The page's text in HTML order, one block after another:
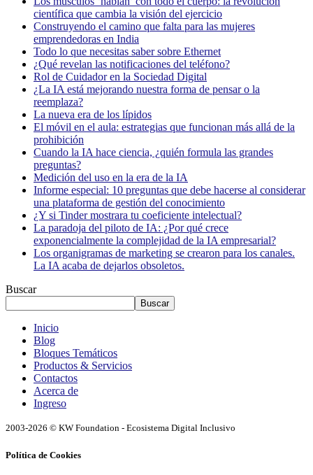
científica que cambia la visión del ejercicio
Construyendo el camino que falta para las mujeres
emprendedoras en India
Todo lo que necesitas saber sobre Ethernet
¿Qué revelan las notificaciones del teléfono?
Rol de Cuidador en la Sociedad Digital
¿La IA está mejorando nuestra forma de pensar o la
reemplaza?
La nueva era de los lípidos
El móvil en el aula: estrategias que funcionan más allá de la
prohibición
Cuando la IA hace ciencia, ¿quién formula las grandes
preguntas?
Medición del uso en la era de la IA
Informe especial: 10 preguntas que debe hacerse al considerar
una plataforma de gestión del conocimiento
¿Y si Tinder mostrara tu coeficiente intelectual?
La paradoja del piloto de IA: ¿Por qué crece
exponencialmente la complejidad de la IA empresarial?
Los organigramas de marketing se crearon para los canales.
La IA acaba de dejarlos obsoletos.
Buscar
Buscar
Inicio
Blog
Bloques Temáticos
Productos & Servicios
Contactos
Acerca de
Ingreso
2003-2026 © KW Foundation - Ecosistema Digital Inclusivo
Política de Cookies